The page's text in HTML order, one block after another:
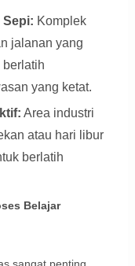
Sepi: Komplek
jalanan yang
berlatih
yang ketat.
Area industri
atau hari libur
berlatih
Belajar